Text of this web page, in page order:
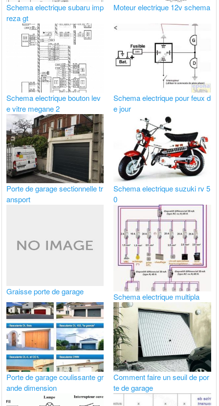
Schema electrique subaru imp
reza gt
Moteur electrique 12v schema
Schema electrique bouton lev
e vitre megane 2
Schema electrique pour feux d
e jour
Porte de garage sectionnelle tr
ansport
Schema electrique suzuki rv 5
0
Graisse porte de garage
Schema electrique multipla
Porte de garage coulissante gr
ande dimension
Comment faire un seuil de por
te de garage